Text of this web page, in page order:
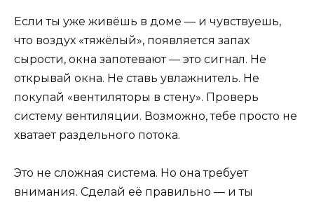
Если ты уже живёшь в доме — и чувствуешь,
что воздух «тяжёлый», появляется запах
сырости, окна запотевают — это сигнал. Не
открывай окна. Не ставь увлажнитель. Не
покупай «вентиляторы в стену». Проверь
систему вентиляции. Возможно, тебе просто не
хватает раздельного потока.
Это не сложная система. Но она требует
внимания. Сделай её правильно — и ты